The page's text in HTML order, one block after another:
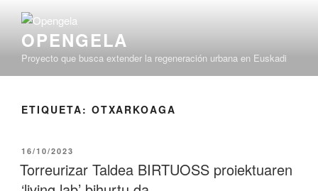
OPENGELA
Proyecto que busca extender la regeneración urbana en Euskadi
ETIQUETA: OTXARKOAGA
16/10/2023
Torreurizar Taldea BIRTUOSS proiektuaren